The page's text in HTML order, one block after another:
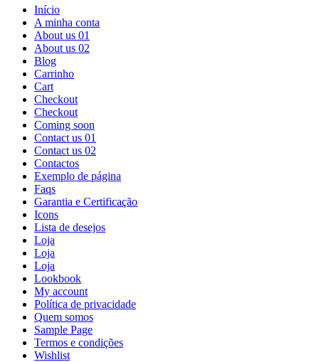
Início
A minha conta
About us 01
About us 02
Blog
Carrinho
Cart
Checkout
Checkout
Coming soon
Contact us 01
Contact us 02
Contactos
Exemplo de página
Faqs
Garantia e Certificação
Icons
Lista de desejos
Loja
Loja
Loja
Lookbook
My account
Política de privacidade
Quem somos
Sample Page
Termos e condições
Wishlist